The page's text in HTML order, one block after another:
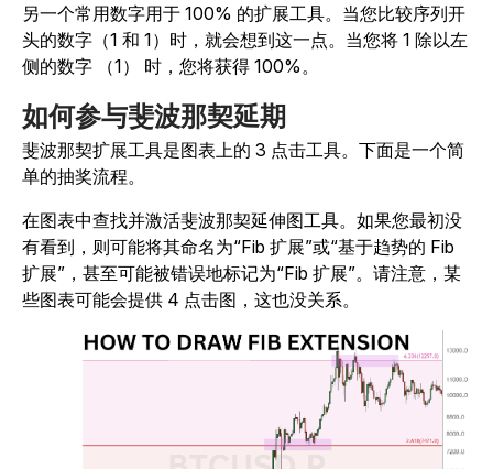
另一个常用数字用于 100% 的扩展工具。当您比较序列开
头的数字（1 和 1）时，就会想到这一点。当您将 1 除以左
侧的数字 （1） 时，您将获得 100%。
如何参与斐波那契延期
斐波那契扩展工具是图表上的 3 点击工具。下面是一个简
单的抽奖流程。
在图表中查找并激活斐波那契延伸图工具。如果您最初没
有看到，则可能将其命名为“Fib 扩展”或“基于趋势的 Fib
扩展”，甚至可能被错误地标记为“Fib 扩展”。请注意，某
些图表可能会提供 4 点击图，这也没关系。